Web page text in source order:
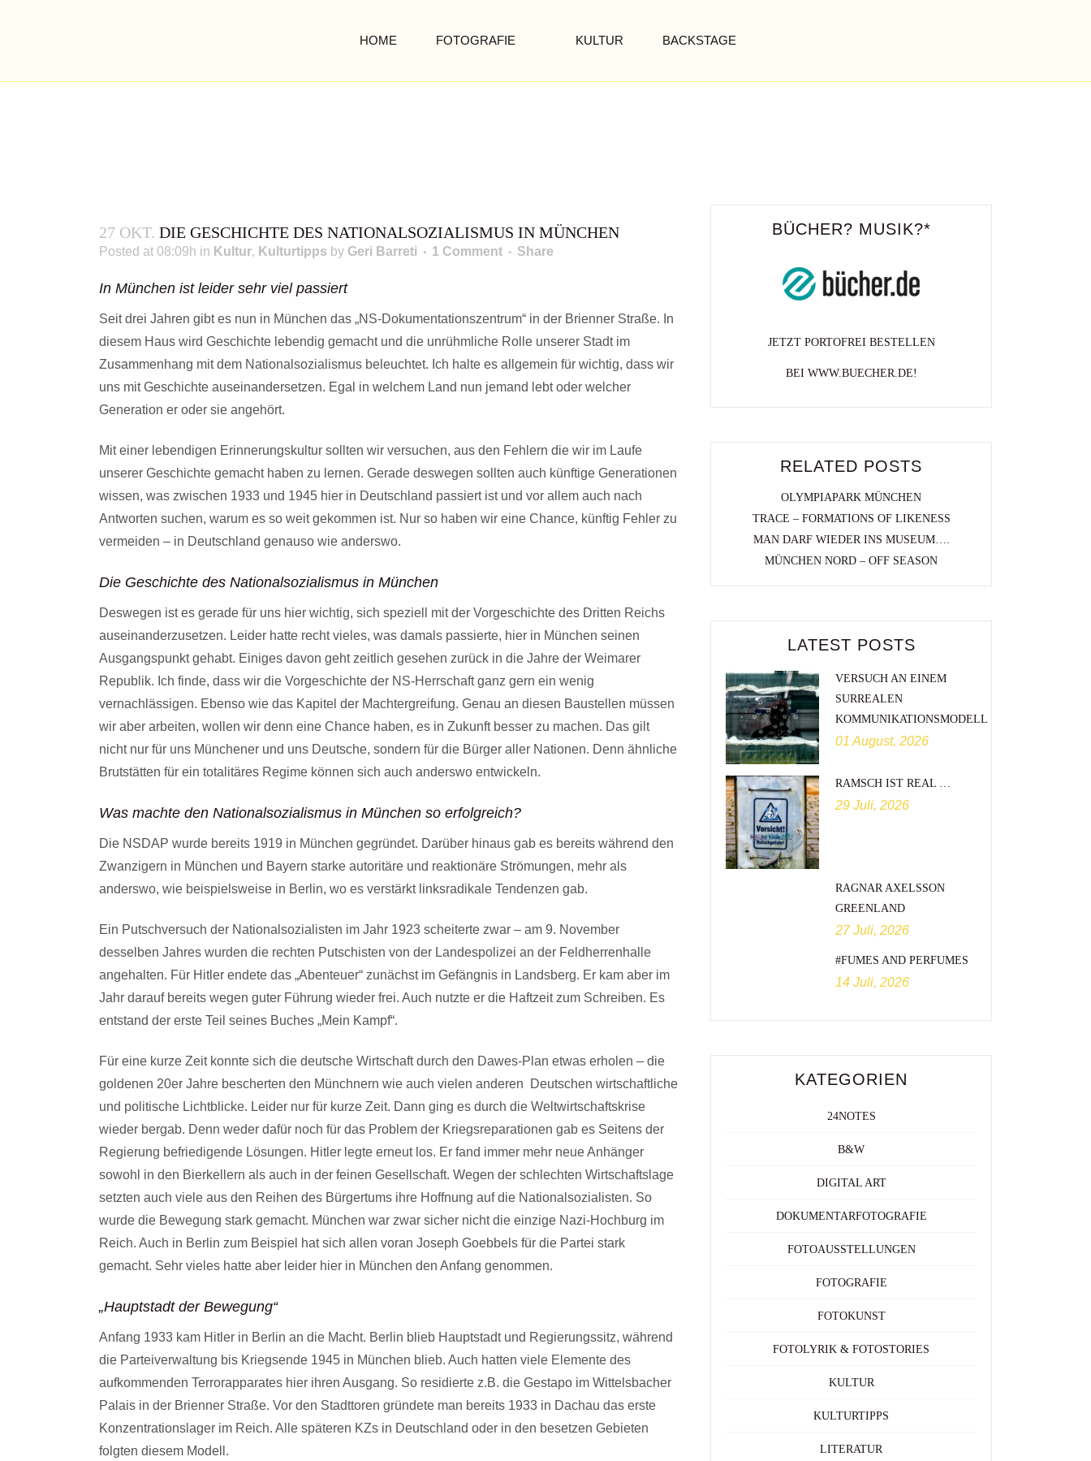
HOME FOTOGRAFIE KULTUR BACKSTAGE
DIE GESCHICHTE DES NATIONALSOZIALISMUS IN MÜNCHEN
27 OKT. DIE GESCHICHTE DES NATIONALSOZIALISMUS IN MÜNCHEN
Posted at 08:09h in Kultur, Kulturtipps by Geri Barreti 1 Comment Share
In München ist leider sehr viel passiert
Seit drei Jahren gibt es nun in München das „NS-Dokumentationszentrum“ in der Brienner Straße. In
diesem Haus wird Geschichte lebendig gemacht und die unrühmliche Rolle unserer Stadt im
Zusammenhang mit dem Nationalsozialismus beleuchtet. Ich halte es allgemein für wichtig, dass wir
uns mit Geschichte auseinandersetzen. Egal in welchem Land nun jemand lebt oder welcher
Generation er oder sie angehört.
Mit einer lebendigen Erinnerungskultur sollten wir versuchen, aus den Fehlern die wir im Laufe
unserer Geschichte gemacht haben zu lernen. Gerade deswegen sollten auch künftige Generationen
wissen, was zwischen 1933 und 1945 hier in Deutschland passiert ist und vor allem auch nach
Antworten suchen, warum es so weit gekommen ist. Nur so haben wir eine Chance, künftig Fehler zu
vermeiden – in Deutschland genauso wie anderswo.
Die Geschichte des Nationalsozialismus in München
Deswegen ist es gerade für uns hier wichtig, sich speziell mit der Vorgeschichte des Dritten Reichs
auseinanderzusetzen. Leider hatte recht vieles, was damals passierte, hier in München seinen
Ausgangspunkt gehabt. Einiges davon geht zeitlich gesehen zurück in die Jahre der Weimarer
Republik. Ich finde, dass wir die Vorgeschichte der NS-Herrschaft ganz gern ein wenig
vernachlässigen. Ebenso wie das Kapitel der Machtergreifung. Genau an diesen Baustellen müssen
wir aber arbeiten, wollen wir denn eine Chance haben, es in Zukunft besser zu machen. Das gilt
nicht nur für uns Münchener und uns Deutsche, sondern für die Bürger aller Nationen. Denn ähnliche
Brutstätten für ein totalitäres Regime können sich auch anderswo entwickeln.
Was machte den Nationalsozialismus in München so erfolgreich?
Die NSDAP wurde bereits 1919 in München gegründet. Darüber hinaus gab es bereits während den
Zwanzigern in München und Bayern starke autoritäre und reaktionäre Strömungen, mehr als
anderswo, wie beispielsweise in Berlin, wo es verstärkt linksradikale Tendenzen gab.
Ein Putschversuch der Nationalsozialisten im Jahr 1923 scheiterte zwar – am 9. November
desselben Jahres wurden die rechten Putschisten von der Landespolizei an der Feldherrenhalle
angehalten. Für Hitler endete das „Abenteuer“ zunächst im Gefängnis in Landsberg. Er kam aber im
Jahr darauf bereits wegen guter Führung wieder frei. Auch nutzte er die Haftzeit zum Schreiben. Es
entstand der erste Teil seines Buches „Mein Kampf“.
Für eine kurze Zeit konnte sich die deutsche Wirtschaft durch den Dawes-Plan etwas erholen – die
goldenen 20er Jahre bescherten den Münchnern wie auch vielen anderen Deutschen wirtschaftliche
und politische Lichtblicke. Leider nur für kurze Zeit. Dann ging es durch die Weltwirtschaftskrise
wieder bergab. Denn weder dafür noch für das Problem der Kriegsreparationen gab es Seitens der
Regierung befriedigende Lösungen. Hitler legte erneut los. Er fand immer mehr neue Anhänger
sowohl in den Bierkellern als auch in der feinen Gesellschaft. Wegen der schlechten Wirtschaftslage
setzten auch viele aus den Reihen des Bürgertums ihre Hoffnung auf die Nationalsozialisten. So
wurde die Bewegung stark gemacht. München war zwar sicher nicht die einzige Nazi-Hochburg im
Reich. Auch in Berlin zum Beispiel hat sich allen voran Joseph Goebbels für die Partei stark
gemacht. Sehr vieles hatte aber leider hier in München den Anfang genommen.
„Hauptstadt der Bewegung“
Anfang 1933 kam Hitler in Berlin an die Macht. Berlin blieb Hauptstadt und Regierungssitz, während
die Parteiverwaltung bis Kriegsende 1945 in München blieb. Auch hatten viele Elemente des
aufkommenden Terrorapparates hier ihren Ausgang. So residierte z.B. die Gestapo im Wittelsbacher
Palais in der Brienner Straße. Vor den Stadttoren gründete man bereits 1933 in Dachau das erste
Konzentrationslager im Reich. Alle späteren KZs in Deutschland oder in den besetzen Gebieten
folgten diesem Modell.
BÜCHER? MUSIK?*
JETZT PORTOFREI BESTELLEN
BEI WWW.BUECHER.DE!
RELATED POSTS
OLYMPIAPARK MÜNCHEN
TRACE – FORMATIONS OF LIKENESS
MAN DARF WIEDER INS MUSEUM….
MÜNCHEN NORD – OFF SEASON
LATEST POSTS
VERSUCH AN EINEM
SURREALEN
KOMMUNIKATIONSMODELL
01 August, 2026
RAMSCH IST REAL …
29 Juli, 2026
RAGNAR AXELSSON
GREENLAND
27 Juli, 2026
#FUMES AND PERFUMES
14 Juli, 2026
KATEGORIEN
24NOTES
B&W
DIGITAL ART
DOKUMENTARFOTOGRAFIE
FOTOAUSSTELLUNGEN
FOTOGRAFIE
FOTOKUNST
FOTOLYRIK & FOTOSTORIES
KULTUR
KULTURTIPPS
LITERATUR